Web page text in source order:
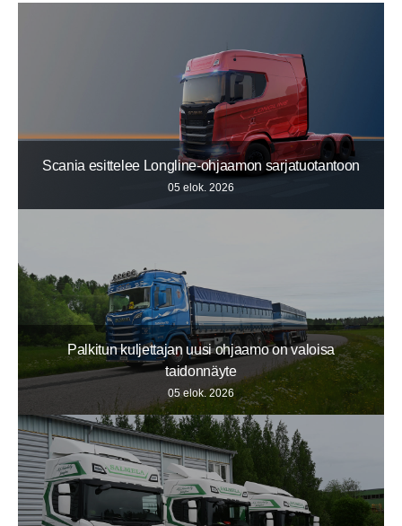
Scania esittelee Longline-ohjaamon sarjatuotantoon
05 elok. 2026
Palkitun kuljettajan uusi ohjaamo on valoisa
taidonnäyte
05 elok. 2026